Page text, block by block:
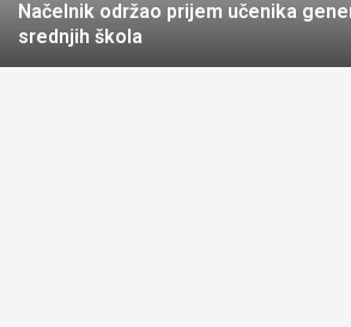
Načelnik održao prijem učenika
srednjih škola